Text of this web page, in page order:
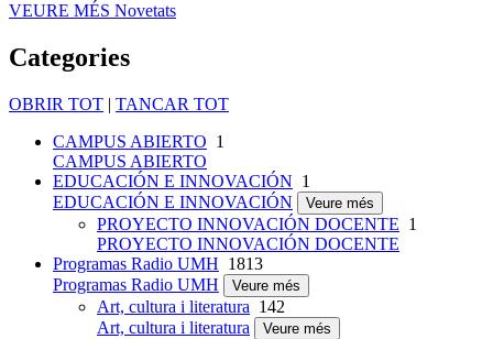
VEURE MÉS Novetats
Categories
OBRIR TOT | TANCAR TOT
CAMPUS ABIERTO 1
CAMPUS ABIERTO
EDUCACIÓN E INNOVACIÓN 1
EDUCACIÓN E INNOVACIÓN
Veure més
PROYECTO INNOVACIÓN DOCENTE 1
PROYECTO INNOVACIÓN DOCENTE
Programas Radio UMH 1813
Programas Radio UMH
Veure més
Art, cultura i literatura 142
Art, cultura i literatura
Veure més